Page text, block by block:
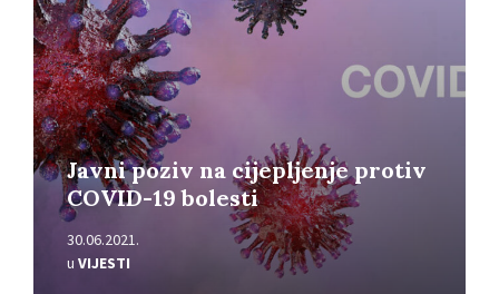
Javni poziv na cijepljenje protiv
COVID-19 bolesti
30.06.2021.
u VIJESTI